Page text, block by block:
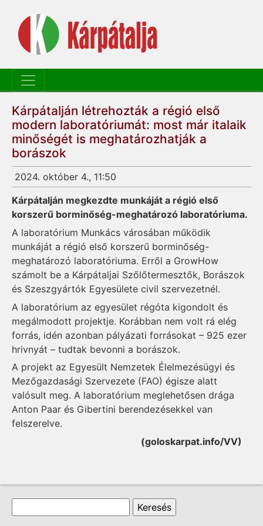
Kárpátalján létrehozták a régió első
modern laboratóriumát: most már italaik
minőségét is meghatározhatják a
borászok
2024. október 4., 11:50
Kárpátalján megkezdte munkáját a régió első
korszerű borminőség-meghatározó laboratóriuma.
A laboratórium Munkács városában működik
munkáját a régió első korszerű borminőség-
meghatározó laboratóriuma. Erről a GrowHow
számolt be a Kárpátaljai Szőlőtermesztők, Borászok
és Szeszgyártók Egyesülete civil szervezetnél.
A laboratórium az egyesület régóta kigondolt és
megálmodott projektje. Korábban nem volt rá elég
forrás, idén azonban pályázati forrásokat – 925 ezer
hrivnyát – tudtak bevonni a borászok.
A projekt az Egyesült Nemzetek Élelmezésügyi és
Mezőgazdasági Szervezete (FAO) égisze alatt
valósult meg. A laboratórium meglehetősen drága
Anton Paar és Gibertini berendezésekkel van
felszerelve.
(goloskarpat.info/VV)
Keresés űrlap
Keresés